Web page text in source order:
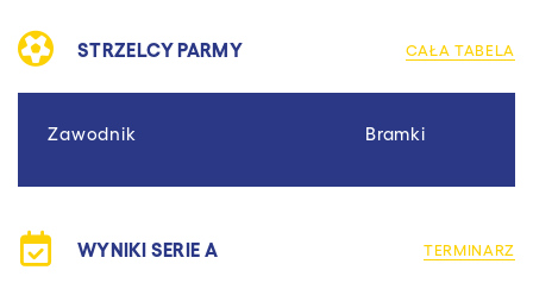
STRZELCY PARMY CAŁA TABELA
Zawodnik Bramki
WYNIKI SERIE A TERMINARZ